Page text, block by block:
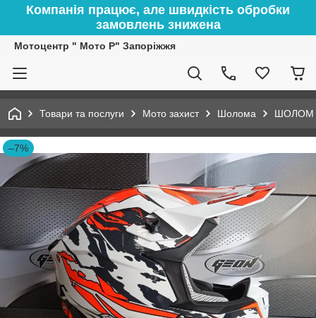
Компанія працює, але швидкість обробки
замовлень знижена
Мотоцентр " Мото Р" Запоріжжя
Товари та послуги Мото захист Шолома ШОЛОМ
–7%